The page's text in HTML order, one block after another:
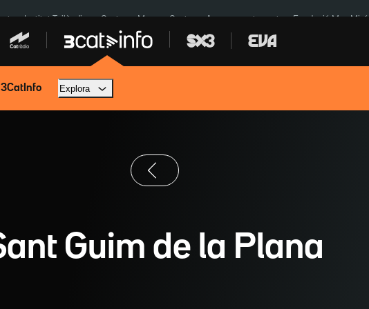
Institut Tailàndia Ceuta Menors Ceuta Aparcament agost Fundació Mas Miró
3CatInfo Explora
Guim de la Plana